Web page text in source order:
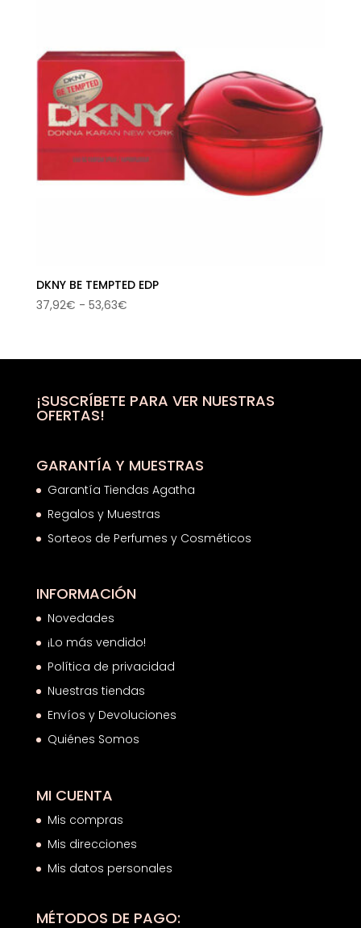
DKNY BE TEMPTED EDP
37,92€ - 53,63€Rango
desde
hasta
¡SUSCRÍBETE PARA VER NUESTRAS
OFERTAS!
GARANTÍA Y MUESTRAS
Garantía Tiendas Agatha
Regalos y Muestras
Sorteos de Perfumes y Cosméticos
INFORMACIÓN
Novedades
¡Lo más vendido!
Política de privacidad
Nuestras tiendas
Envíos y Devoluciones
Quiénes Somos
MI CUENTA
Mis compras
Mis direcciones
Mis datos personales
MÉTODOS DE PAGO: